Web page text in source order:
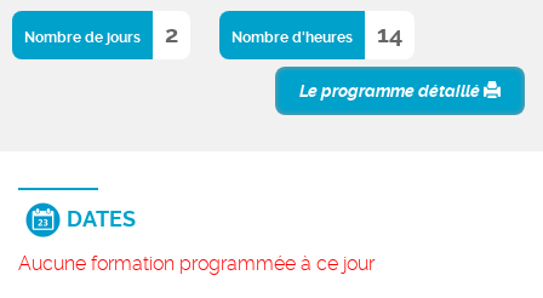
Nombre de jours 2 Nombre d'heures 14
Le programme détaillé
DATES
Aucune formation programmée à ce jour